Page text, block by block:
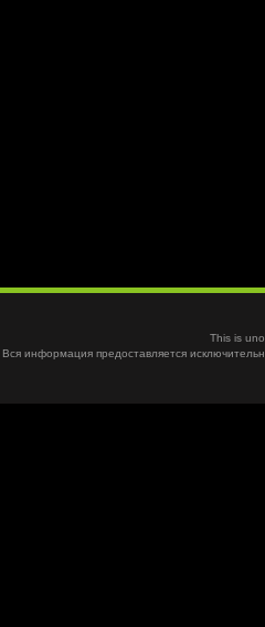
This is
Вся информация предоставляется